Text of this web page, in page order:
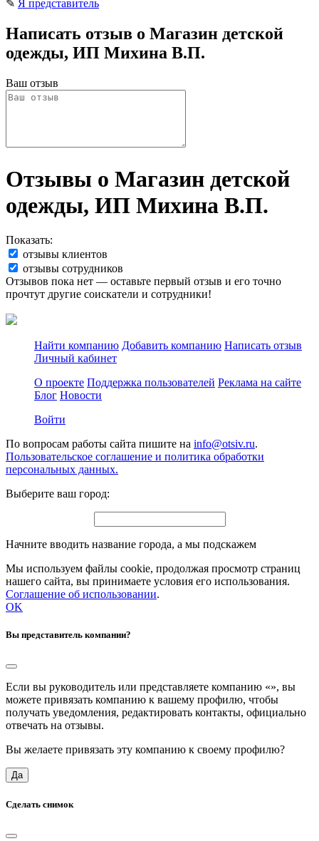
✎ Я представитель
Написать отзыв о Магазин детской
одежды, ИП Михина В.П.
Ваш отзыв
Отзывы о Магазин детской
одежды, ИП Михина В.П.
Показать:
отзывы клиентов
отзывы сотрудников
Отзывов пока нет — оставьте первый отзыв и его точно
прочтут другие соискатели и сотрудники!
Найти компанию Добавить компанию Написать отзыв
Личный кабинет
О проекте Поддержка пользователей Реклама на сайте
Блог Новости
Войти
По вопросам работы сайта пишите на info@otsiv.ru.
Пользовательское соглашение и политика обработки
персональных данных.
Выберите ваш город:
Начните вводить название города, а мы подскажем
Мы используем файлы cookie, продолжая просмотр страниц
нашего сайта, вы принимаете условия его использования.
Соглашение об использовании.
OK
Вы представитель компании?
Если вы руководитель или представляете компанию «», вы
можете привязать компанию к вашему профилю, чтобы
получать уведомления, редактировать контакты, официально
отвечать на отзывы.
Вы желаете привязать эту компанию к своему профилю?
Да
Сделать снимок